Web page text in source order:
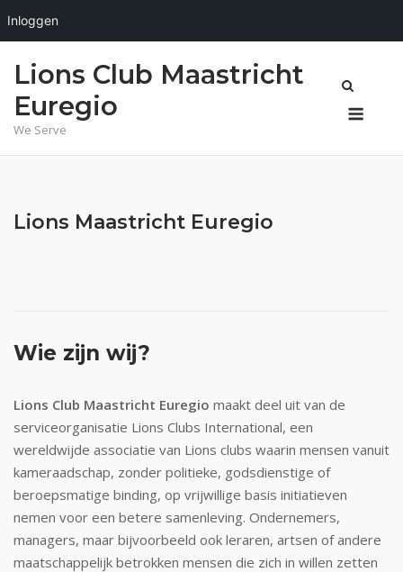
Inloggen
inhoud
Lions Club Maastricht
Euregio
We Serve
Lions Maastricht Euregio
Wie zijn wij?
Lions Club Maastricht Euregio maakt deel uit van de
serviceorganisatie Lions Clubs International, een
wereldwijde associatie van Lions clubs waarin mensen vanuit
kameraadschap, zonder politieke, godsdienstige of
beroepsmatige binding, op vrijwillige basis initiatieven
nemen voor een betere samenleving. Ondernemers,
managers, maar bijvoorbeeld ook leraren, artsen of andere
maatschappelijk betrokken mensen die zich in willen zetten